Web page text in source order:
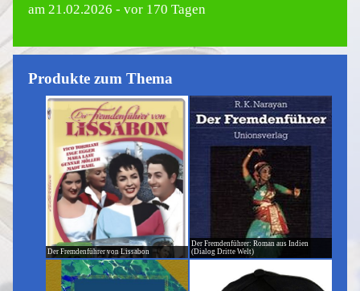
am 21.02.2026 - vor 170 Tagen
Produkte zum Thema
Der Fremdenführer von Lissabon
Der Fremdenführer: Roman aus Indien
(Dialog Dritte Welt)